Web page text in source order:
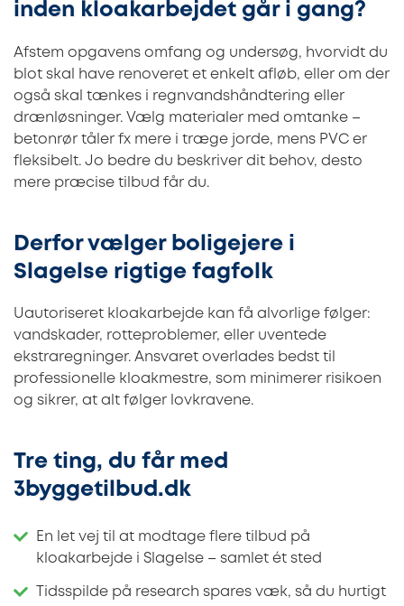
inden kloakarbejdet går i gang?
Afstem opgavens omfang og undersøg, hvorvidt du
blot skal have renoveret et enkelt afløb, eller om der
også skal tænkes i regnvandshåndtering eller
drænløsninger. Vælg materialer med omtanke –
betonrør tåler fx mere i træge jorde, mens PVC er
fleksibelt. Jo bedre du beskriver dit behov, desto
mere præcise tilbud får du.
Derfor vælger boligejere i
Slagelse rigtige fagfolk
Uautoriseret kloakarbejde kan få alvorlige følger:
vandskader, rotteproblemer, eller uventede
ekstraregninger. Ansvaret overlades bedst til
professionelle kloakmestre, som minimerer risikoen
og sikrer, at alt følger lovkravene.
Tre ting, du får med
3byggetilbud.dk
En let vej til at modtage flere tilbud på
kloakarbejde i Slagelse – samlet ét sted
Tidsspilde på research spares væk, så du hurtigt